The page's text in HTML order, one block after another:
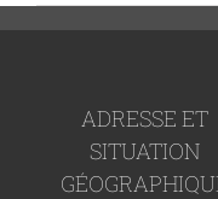
ADRESSE ET
SITUATION